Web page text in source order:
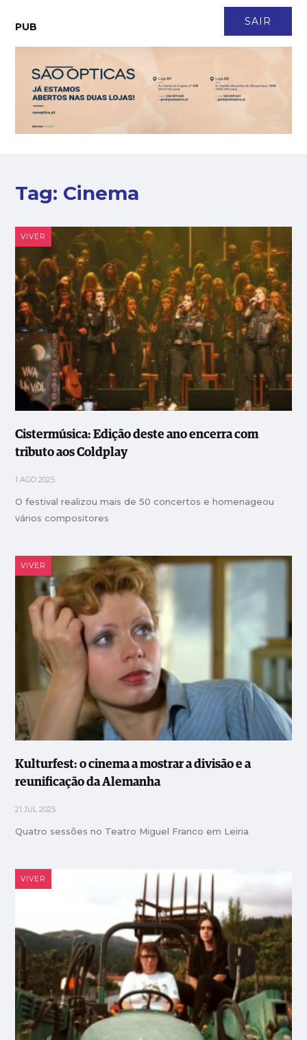
SAIR
PUB
Tag: Cinema
VIVER
Cistermúsica: Edição deste ano encerra com
tributo aos Coldplay
1 AGO 2025
O festival realizou mais de 50 concertos e homenageou
vários compositores
VIVER
Kulturfest: o cinema a mostrar a divisão e a
reunificação da Alemanha
21 JUL 2025
Quatro sessões no Teatro Miguel Franco em Leiria
VIVER